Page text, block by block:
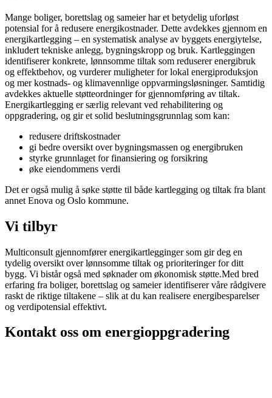
Mange boliger, borettslag og sameier har et betydelig uforløst
potensial for å redusere energikostnader. Dette avdekkes gjennom en
energikartlegging – en systematisk analyse av byggets energiytelse,
inkludert tekniske anlegg, bygningskropp og bruk. Kartleggingen
identifiserer konkrete, lønnsomme tiltak som reduserer energibruk
og effektbehov, og vurderer muligheter for lokal energiproduksjon
og mer kostnads- og klimavennlige oppvarmingsløsninger. Samtidig
avdekkes aktuelle støtteordninger for gjennomføring av tiltak.
Energikartlegging er særlig relevant ved rehabilitering og
oppgradering, og gir et solid beslutningsgrunnlag som kan:
redusere driftskostnader
gi bedre oversikt over bygningsmassen og energibruken
styrke grunnlaget for finansiering og forsikring
øke eiendommens verdi
Det er også mulig å søke støtte til både kartlegging og tiltak fra blant
annet Enova og Oslo kommune.
Vi tilbyr
Multiconsult gjennomfører energikartlegginger som gir deg en
tydelig oversikt over lønnsomme tiltak og prioriteringer for ditt
bygg. Vi bistår også med søknader om økonomisk støtte.Med bred
erfaring fra boliger, borettslag og sameier identifiserer våre rådgivere
raskt de riktige tiltakene – slik at du kan realisere energibesparelser
og verdipotensial effektivt.
Kontakt oss om energioppgradering